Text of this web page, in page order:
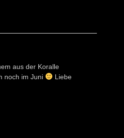
aus der Koralle
noch im Juni
Liebe